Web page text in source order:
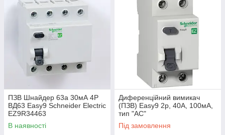
ПЗВ Шнайдер 63а 30мА 4Р
ВД63 Easy9 Schneider Electric
EZ9R34463
В наявності
Диференційний вимикач
(ПЗВ) Easy9 2p, 40А, 100мА,
тип "АС"
Під замовлення